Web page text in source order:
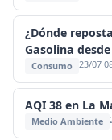
¿Dónde
Gasolina
Consumo 23/07
AQI 38 en La
Medio Ambiente